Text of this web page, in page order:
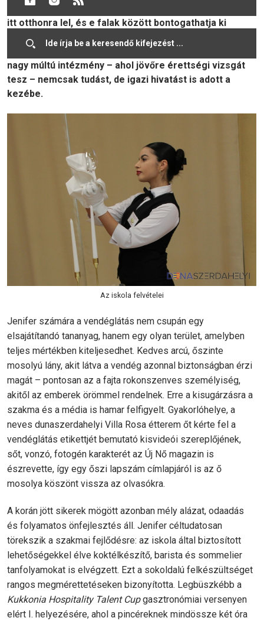
ajtaján. Egy titkos belső hang már akkor azt súgta neki:
itt otthonra lel, és e falak között bontogathatja ki
igazán a szárnyait. Ma, negyedéves vendéglátóipar- és
szállodaipar szakos diákként büszkén vallja, hogy a
nagy múltú intézmény – ahol jövőre érettségi vizsgát
tesz – nemcsak tudást, de igazi hivatást is adott a
kezébe.
Az iskola felvételei
Jenifer számára a vendéglátás nem csupán egy
elsajátítandó tananyag, hanem egy olyan terület, amelyben
teljes mértékben kiteljesedhet. Kedves arcú, őszinte
mosolyú lány, akit látva a vendég azonnal biztonságban érzi
magát – pontosan az a fajta rokonszenves személyiség,
akitől az emberek örömmel rendelnek. Erre a kisugárzásra a
szakma és a média is hamar felfigyelt. Gyakorlóhelye, a
neves dunaszerdahelyi Villa Rosa étterem őt kérte fel a
vendéglátás etikettjét bemutató kisvideói szereplőjének,
sőt, vonzó, fotogén karakterét az Új Nő magazin is
észrevette, így egy őszi lapszám címlapjáról is az ő
mosolya köszönt vissza az olvasókra.
A korán jött sikerek mögött azonban mély alázat, odaadás
és folyamatos önfejlesztés áll. Jenifer céltudatosan
törekszik a szakmai fejlődésre: az iskola által biztosított
lehetőségekkel élve koktélkészítő, barista és sommelier
tanfolyamokat is elvégzett. Ezt a sokoldalú felkészültséget
rangos megmérettetéseken bizonyította. Legbüszkébb a
Kukkonia Hospitality Talent Cupgasztronómiai versenyen
elért I. helyezésére, ahol a pincéreknek mindössze két óra